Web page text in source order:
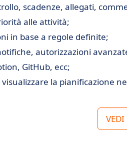
scadenze, allegati,
alle attività;
in base a regole definite;
autorizzazioni
GitHub, ecc;
visualizzare la pianificazione
VEDI